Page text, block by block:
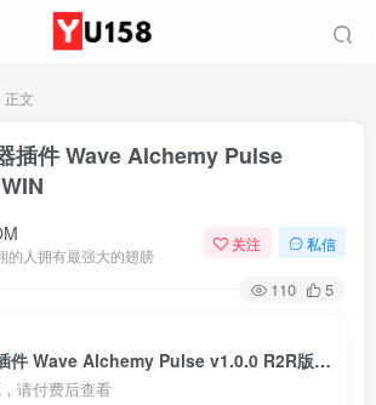
正文
插件 Wave Alchemy Pulse
的人拥有最强大的翅膀
关注 私信
110 5
音频混响效果器插件 Wave Alchemy Pulse v1.0.0 R2R版 WIN
请付费后查看